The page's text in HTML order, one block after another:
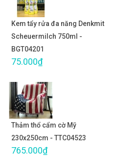
Kem tẩy rửa đa năng Denkmit
Scheuermilch 750ml -
BGT04201
75.000₫
Thảm thổ cẩm cờ Mỹ
230x250cm - TTC04523
765.000₫